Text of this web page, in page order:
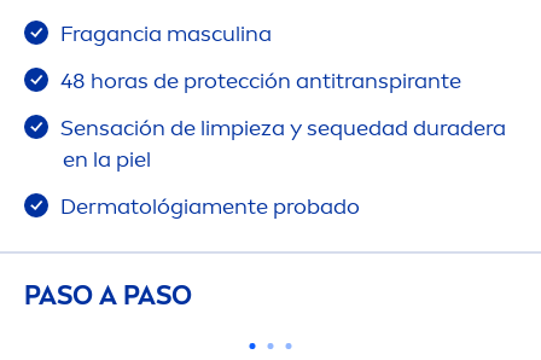
Fragancia masculina
48 horas de protección antitranspirante
Sensación de limpieza y sequedad duradera
en la piel
Dermatológiamente probado
PASO A PASO